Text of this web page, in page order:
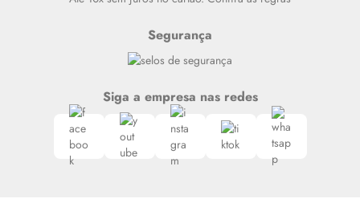
Segurança
Siga a empresa nas redes